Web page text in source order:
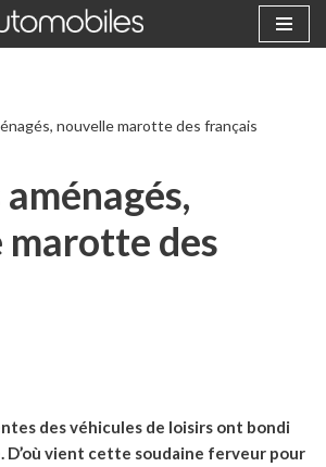
nouvelle marotte des français
marotte des
des véhicules de loisirs ont bondi
D’où vient cette soudaine ferveur pour